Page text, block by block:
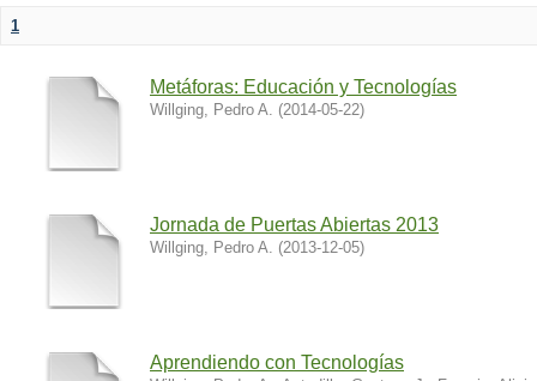
1
Metáforas: Educación y Tecnologías
Willging, Pedro A. (2014-05-22)
Jornada de Puertas Abiertas 2013
Willging, Pedro A. (2013-12-05)
Aprendiendo con Tecnologías